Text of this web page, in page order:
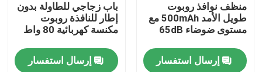
منظف نوافذ روبوت
طويل الأمد 500mAh مع
مستوى ضوضاء 65dB
إرسال استفسار
باب زجاجي للطاولة بدون
إطار للنافذة روبوت
مكنسة كهربائية 80 واط
إرسال استفسار